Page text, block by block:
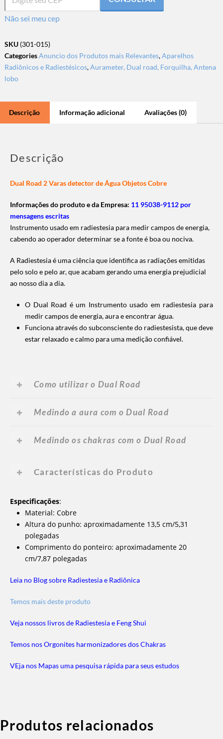
Não sei meu cep
SKU (301-015)
CategoriesAnuncio dos Produtos mais Relevantes,Aparelhos
Radiônicos e Radiestésicos,Aurameter, Dual road, Forquilha, Antena
lobo
Descrição Informação adicional Avaliações (0)
Descrição
Dual Road 2 Varas detector de Água Objetos Cobre
Informações do produto e da Empresa: 11 95038-9112 por
mensagens escritas
Instrumento usado em radiestesia para medir campos de energia,
cabendo ao operador determinar se a fonte é boa ou nociva.
A Radiestesia é uma ciência que identifica as radiações emitidas
pelo solo e pelo ar, que acabam gerando uma energia prejudicial
ao nosso dia a dia.
O Dual Road é um Instrumento usado em radiestesia para
medir campos de energia, aura e encontrar água.
Funciona através do subconsciente do radiestesista, que deve
estar relaxado e calmo para uma medição confiável.
Como utilizar o Dual Road
Medindo a aura com o Dual Road
Medindo os chakras com o Dual Road
Características do Produto
Especificações:
Material: Cobre
Altura do punho: aproximadamente 13,5 cm/5,31
polegadas
Comprimento do ponteiro: aproximadamente 20
cm/7,87 polegadas
Leia no Blog sobre Radiestesia e Radiônica
Temos mais deste produto
Veja nossos livros de Radiestesia e Feng Shui
Temos nos Orgonites harmonizadores dos Chakras
VEja nos Mapas uma pesquisa rápida para seus estudos
Produtos relacionados